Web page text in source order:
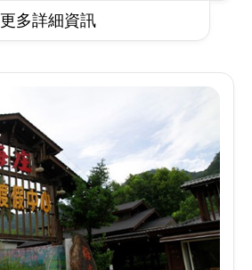
更多詳細資訊